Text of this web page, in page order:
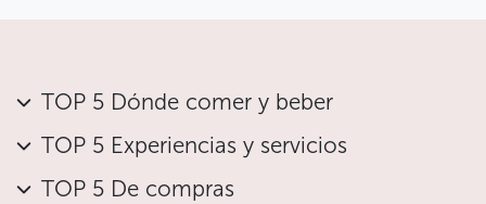
TOP 5 Dónde comer y beber
TOP 5 Experiencias y servicios
TOP 5 De compras